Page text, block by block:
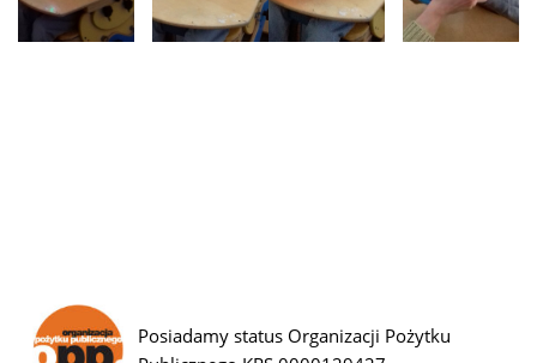
Posiadamy status Organizacji Pożytku